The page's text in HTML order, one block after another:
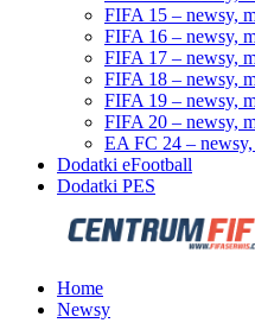
FIFA 15 – newsy,
FIFA 16 – newsy,
FIFA 17 – newsy,
FIFA 18 – newsy,
FIFA 19 – newsy,
FIFA 20 – newsy,
EA FC 24 –
Dodatki eFootball
Dodatki PES
Home
Newsy